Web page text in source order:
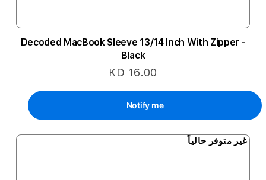
Decoded MacBook Sleeve 13/14 Inch With Zipper -
Black
KD 16.00
Notify me
غير متوفر حالياً